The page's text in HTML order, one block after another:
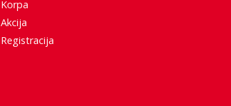
Korpa
Akcija
Registracija